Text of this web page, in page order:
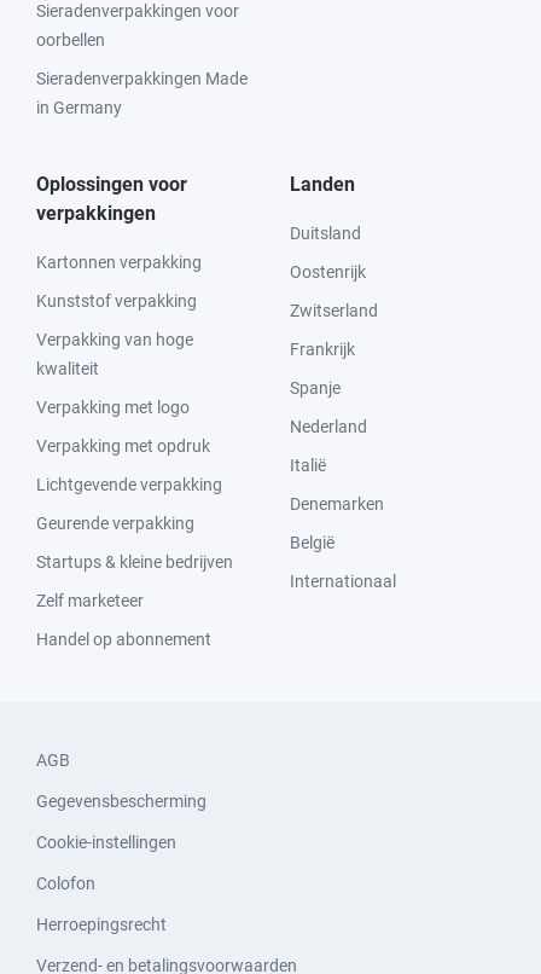
Sieradenverpakkingen voor
oorbellen
Sieradenverpakkingen Made
in Germany
Oplossingen voor
verpakkingen
Kartonnen verpakking
Kunststof verpakking
Verpakking van hoge
kwaliteit
Verpakking met logo
Verpakking met opdruk
Lichtgevende verpakking
Geurende verpakking
Startups & kleine bedrijven
Zelf marketeer
Handel op abonnement
Landen
Duitsland
Oostenrijk
Zwitserland
Frankrijk
Spanje
Nederland
Italië
Denemarken
België
Internationaal
AGB
Gegevensbescherming
Cookie-instellingen
Colofon
Herroepingsrecht
Verzend- en betalingsvoorwaarden